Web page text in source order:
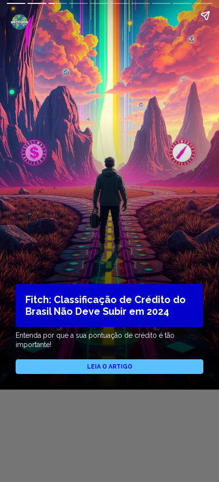
Fitch: Classificação de Crédito do
Brasil Não Deve Subir em 2024
Entenda por que a sua pontuação de crédito é tão
importante!
LEIA O ARTIGO